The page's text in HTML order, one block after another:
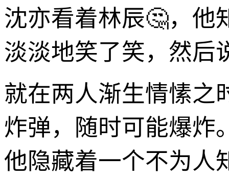
沈亦看着林辰🤔，他
淡淡地笑了笑，然后
就在两人渐生情愫之
炸弹，随时可能爆炸
他隐藏着一个不为